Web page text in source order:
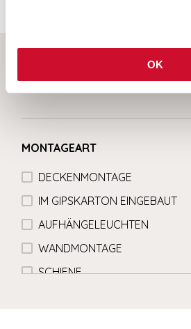
OK
Wählen Sie Ihr
MONTAGEART
DECKENMONTAGE
IM GIPSKARTON EINGEBAUT
AUFHÄNGELEUCHTEN
WANDMONTAGE
SCHIENE